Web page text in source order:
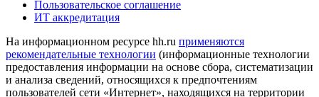
Пользовательское соглашение
ИТ аккредитация
На информационном ресурсе hh.ru применяются
рекомендательные технологии (информационные технологии
предоставления информации на основе сбора, систематизации
и анализа сведений, относящихся к предпочтениям
пользователей сети «Интернет», находящихся на территории